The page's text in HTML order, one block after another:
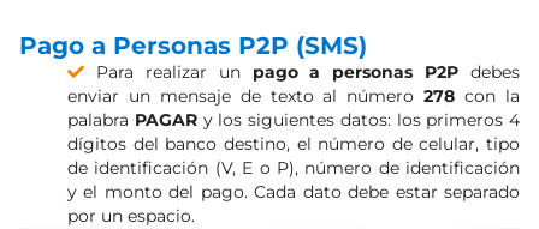
Pago a Personas P2P (SMS)
Para realizar un pago a personas P2P debes
enviar un mensaje de texto al número278con la
palabra PAGARy los siguientes datos: los primeros 4
dígitos del banco destino, el número de celular, tipo
de identificación (V, E o P), número de identificación
y el monto del pago. Cada dato debe estar separado
por un espacio.